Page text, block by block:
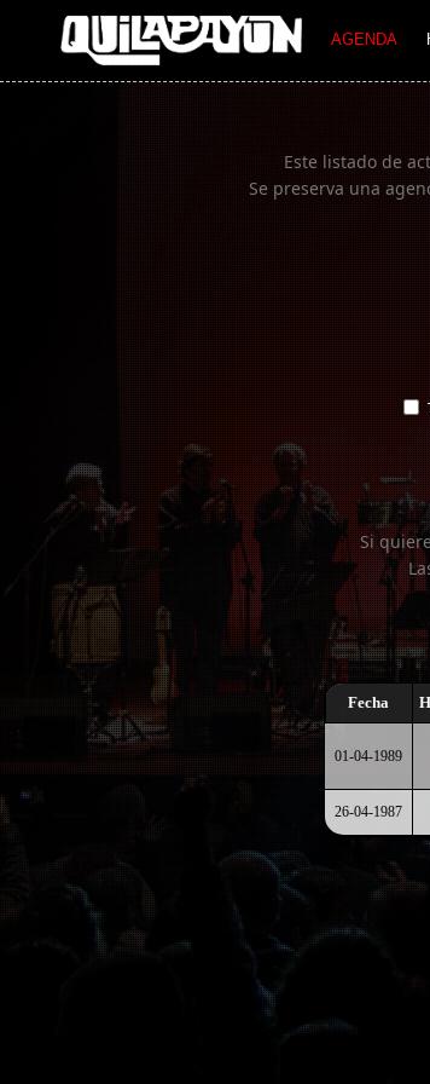
AGENDA
Imagen 01
Este listado de
Se preserva una
Si
Fecha
01-04-1989
26-04-1987